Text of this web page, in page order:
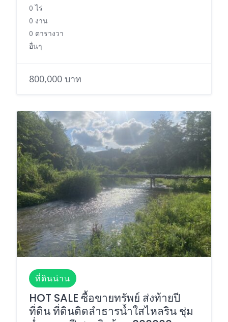
0 ไร่
0 งาน
0 ตารางวา
อื่นๆ
800,000 บาท
ที่ดินน่าน
HOT SALE ซื้อขายทรัพย์ ส่งท้ายปี
ที่ดิน ที่ดินติดลำธารน้ำใสไหลริน ชุ่ม